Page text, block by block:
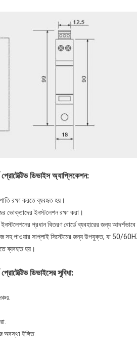
ডিভাইস অ্যাপ্লিকেশন:
রক্ষা করতে ব্যবহৃত হয়।
ভোক্তাদের ইনস্টলেশন রক্ষা করা।
প্রধান বিতরণ বোর্ডে ব্যবহারের জন্য
পাওয়ার সাপ্লাই সিস্টেমের জন্য উপযুক্ত, যা 50/
ব্যবহৃত হয়।
ডিভাইসের সুবিধা:
অবস্থা ইঙ্গিত.